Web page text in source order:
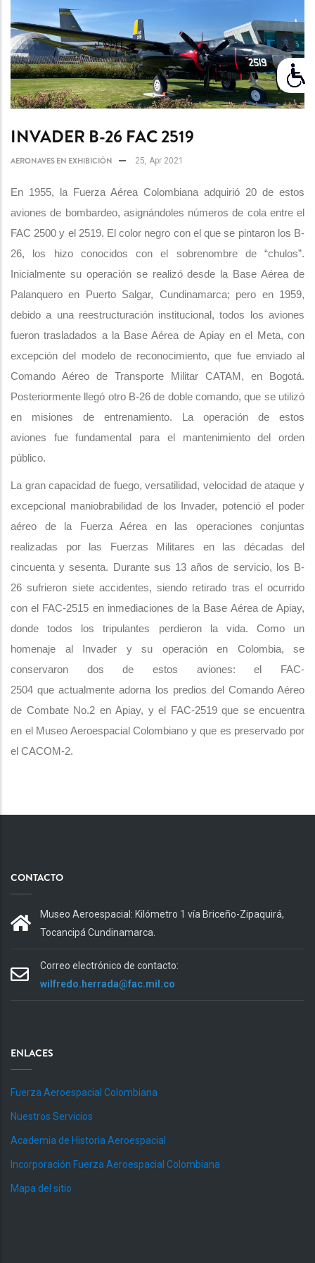
INVADER B-26 FAC 2519
AERONAVES EN EXHIBICIÓN 25, Apr 2021
En 1955, la Fuerza Aérea Colombiana adquirió 20 de estos
aviones de bombardeo, asignándoles números de cola entre el
FAC 2500 y el 2519. El color negro con el que se pintaron los B-
26, los hizo conocidos con el sobrenombre de “chulos”.
Inicialmente su operación se realizó desde la Base Aérea de
Palanquero en Puerto Salgar, Cundinamarca; pero en 1959,
debido a una reestructuración institucional, todos los aviones
fueron trasladados a la Base Aérea de Apiay en el Meta, con
excepción del modelo de reconocimiento, que fue enviado al
Comando Aéreo de Transporte Militar CATAM, en Bogotá.
Posteriormente llegó otro B-26 de doble comando, que se utilizó
en misiones de entrenamiento. La operación de estos
aviones fue fundamental para el mantenimiento del orden
público.
La gran capacidad de fuego, versatilidad, velocidad de ataque y
excepcional maniobrabilidad de los Invader, potenció el poder
aéreo de la Fuerza Aérea en las operaciones conjuntas
realizadas por las Fuerzas Militares en las décadas del
cincuenta y sesenta. Durante sus 13 años de servicio, los B-
26 sufrieron siete accidentes, siendo retirado tras el ocurrido
con el FAC-2515 en inmediaciones de la Base Aérea de Apiay,
donde todos los tripulantes perdieron la vida. Como un
homenaje al Invader y su operación en Colombia, se
conservaron dos de estos aviones: el FAC-
2504 que actualmente adorna los predios del Comando Aéreo
de Combate No.2 en Apiay, y el FAC-2519 que se encuentra
en el Museo Aeroespacial Colombiano y que es preservado por
el CACOM-2.
CONTACTO
Museo Aeroespacial: Kilómetro 1 vía Briceño-Zipaquirá,
Tocancipá Cundinamarca.
Correo electrónico de contacto:
wilfredo.herrada@fac.mil.co
ENLACES
Fuerza Aeroespacial Colombiana
Nuestros Servicios
Academia de Historia Aeroespacial
Incorporación Fuerza Aeroespacial Colombiana
Mapa del sitio